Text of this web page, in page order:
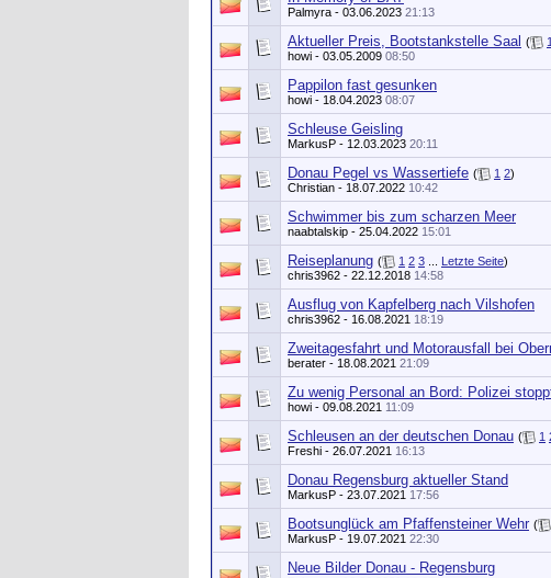
Palmyra - 03.06.2023 21:13
Aktueller Preis, Bootstankstelle Saal ( 1
howi - 03.05.2009 08:50
Pappilon fast gesunken
howi - 18.04.2023 08:07
Schleuse Geisling
MarkusP - 12.03.2023 20:11
Donau Pegel vs Wassertiefe ( 1 2)
Christian - 18.07.2022 10:42
Schwimmer bis zum scharzen Meer
naabtalskip - 25.04.2022 15:01
Reiseplanung ( 1 2 3 Letzte Seite)
chris3962 - 22.12.2018 14:58
Ausflug von Kapfelberg nach Vilshofen
chris3962 - 16.08.2021 18:19
Zweitagesfahrt und Motorausfall bei
berater - 18.08.2021 21:09
Zu wenig Personal an Bord: Polizei
howi - 09.08.2021 11:09
Schleusen an der deutschen Donau ( 1
Freshi - 26.07.2021 16:13
Donau Regensburg aktueller Stand
MarkusP - 23.07.2021 17:56
Bootsunglück am Pfaffensteiner Wehr (
MarkusP - 19.07.2021 22:30
Neue Bilder Donau - Regensburg